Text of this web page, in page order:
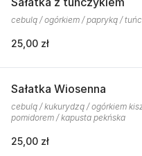
cebulą / ogórkiem / papryką /
25,00 zł
Sałatka Wiosenna
cebulą / kukurydzą / ogórkiem
pomidorem / kapusta pekńska
25,00 zł